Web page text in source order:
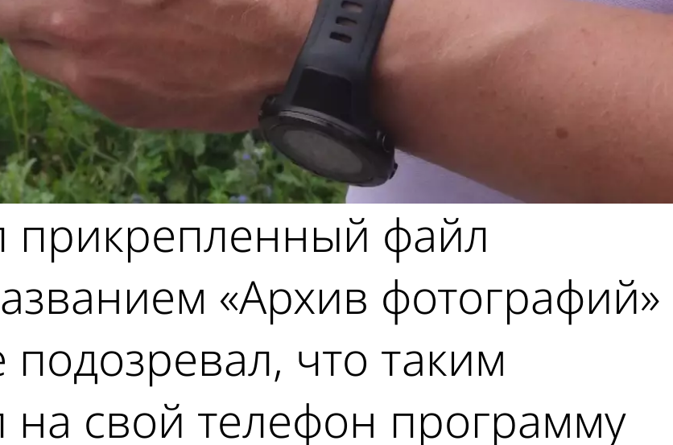
прикрепленный файл
«Архив фотографий»
что таким
на свой телефон программу